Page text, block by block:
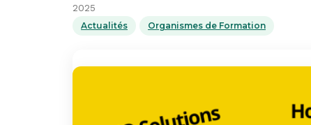
2025
Actualités Organismes de Formation